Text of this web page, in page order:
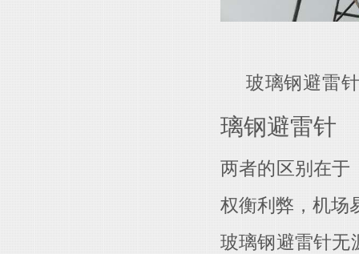
玻璃钢避雷
璃钢避雷针
两者的区别在于
权衡利弊，机场
玻璃钢避雷针无